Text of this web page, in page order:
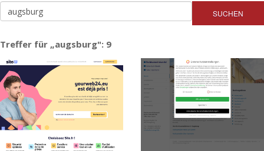
SUCHEN
Treffer für „augsburg": 9